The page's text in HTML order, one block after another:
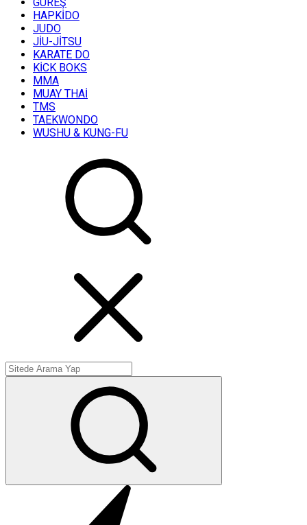
HAPKİDO
JUDO
JİU-JİTSU
KARATE DO
KİCK BOKS
MMA
MUAY THAİ
TMS
TAEKWONDO
WUSHU & KUNG-FU